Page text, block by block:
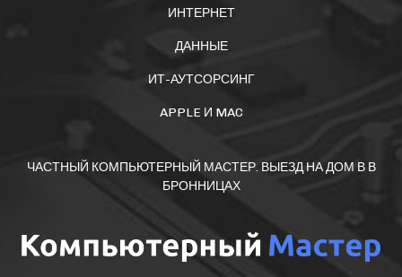
ИНТЕРНЕТ
ДАННЫЕ
ИТ-АУТСОРСИНГ
APPLE И MAC
ЧАСТНЫЙ КОМПЬЮТЕРНЫЙ МАСТЕР. ВЫЕЗД НА ДОМ В В
БРОННИЦАХ